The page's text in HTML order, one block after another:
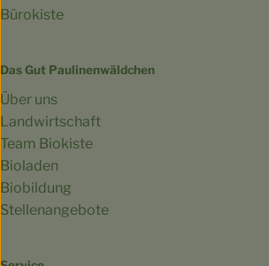
Bürokiste
Das Gut Paulinenwäldchen
Über uns
Landwirtschaft
Team Biokiste
Bioladen
Biobildung
Stellenangebote